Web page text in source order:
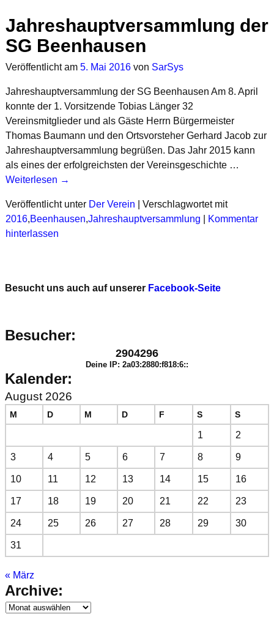
Jahreshauptversammlung der
SG Beenhausen
Veröffentlicht am 5. Mai 2016 von SarSys
Jahreshauptversammlung der SG Beenhausen Am 8. April
konnte der 1. Vorsitzende Tobias Länger 32
Vereinsmitglieder und als Gäste Herrn Bürgermeister
Thomas Baumann und den Ortsvorsteher Gerhard Jacob zur
Jahreshauptversammlung begrüßen. Das Jahr 2015 kann
als eines der erfolgreichsten der Vereinsgeschichte …
Weiterlesen →
Veröffentlicht unter Der Verein
Verschlagwortet mit
2016,Beenhausen,Jahreshauptversammlung
Kommentar
hinterlassen
Besucht uns auch auf unserer Facebook-Seite
Besucher:
2904296
Deine IP: 2a03:2880:f818:6::
Kalender:
August 2026
M D M D F S S
1 2
3 4 5 6 7 8 9
10 11 12 13 14 15 16
17 18 19 20 21 22 23
24 25 26 27 28 29 30
31
« März
Archive: